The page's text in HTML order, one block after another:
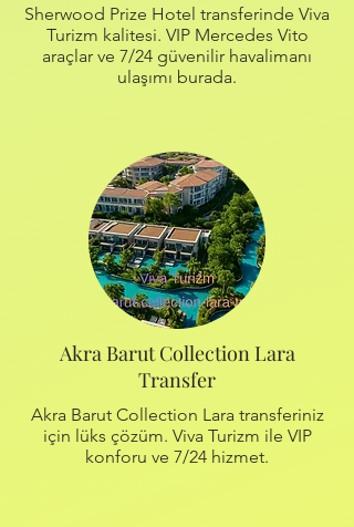
Sherwood Prize Hotel transferinde Viva
Turizm kalitesi. VIP Mercedes Vito
araçlar ve 7/24 güvenilir havalimanı
ulaşımı burada.
Akra Barut Collection Lara
Transfer
Akra Barut Collection Lara transferiniz
için lüks çözüm. Viva Turizm ile VIP
konforu ve 7/24 hizmet.